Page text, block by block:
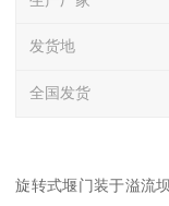
发货地
全国发货
旋转式堰门装于溢流